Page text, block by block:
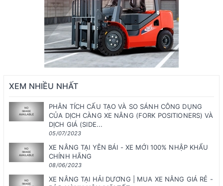
XEM NHIỀU NHẤT
PHÂN TÍCH CẤU TẠO VÀ SO SÁNH CÔNG DỤNG
CỦA DỊCH CÀNG XE NÂNG (FORK POSITIONERS) VÀ
DỊCH GIÁ (SIDE...
05/07/2023
XE NÂNG TẠI YÊN BÁI - XE MỚI 100% NHẬP KHẨU
CHÍNH HÃNG
08/06/2023
XE NÂNG TẠI HẢI DƯƠNG | MUA XE NÂNG GIÁ RẺ -